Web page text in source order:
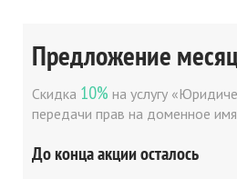
Предложение
Скидка 10% на услугу
передачи прав на доменное
До конца акции осталось